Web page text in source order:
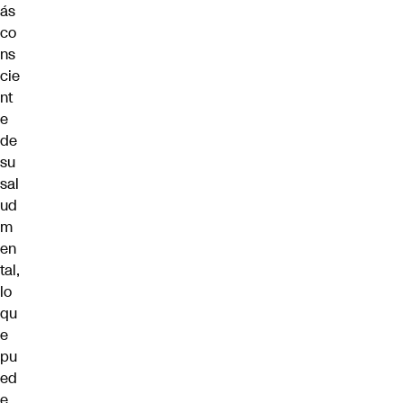
ás
co
ns
cie
nt
e
de
su
sal
ud
m
en
tal,
lo
qu
e
pu
ed